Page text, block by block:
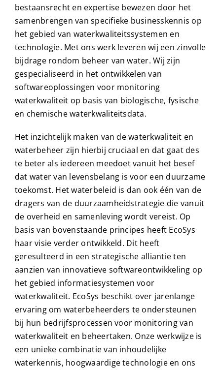
bestaansrecht en expertise bewezen door het
samenbrengen van specifieke businesskennis op
het gebied van waterkwaliteitssystemen en
technologie. Met ons werk leveren wij een zinvolle
bijdrage rondom beheer van water. Wij zijn
gespecialiseerd in het ontwikkelen van
softwareoplossingen voor monitoring
waterkwaliteit op basis van biologische, fysische
en chemische waterkwaliteitsdata.
Het inzichtelijk maken van de waterkwaliteit en
waterbeheer zijn hierbij cruciaal en dat gaat des
te beter als iedereen meedoet vanuit het besef
dat water van levensbelang is voor een duurzame
toekomst. Het waterbeleid is dan ook één van de
dragers van de duurzaamheidstrategie die vanuit
de overheid en samenleving wordt vereist. Op
basis van bovenstaande principes heeft EcoSys
haar visie verder ontwikkeld. Dit heeft
geresulteerd in een strategische alliantie ten
aanzien van innovatieve softwareontwikkeling op
het gebied informatiesystemen voor
waterkwaliteit. EcoSys beschikt over jarenlange
ervaring om waterbeheerders te ondersteunen
bij hun bedrijfsprocessen voor monitoring van
waterkwaliteit en beheertaken. Onze werkwijze is
een unieke combinatie van inhoudelijke
waterkennis, hoogwaardige technologie en ons